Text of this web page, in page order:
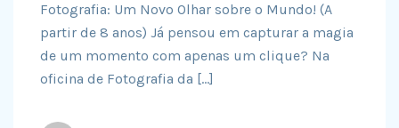
Fotografia: Um Novo Olhar sobre o Mundo! (A
partir de 8 anos) Já pensou em capturar a magia
de um momento com apenas um clique? Na
oficina de Fotografia da […]